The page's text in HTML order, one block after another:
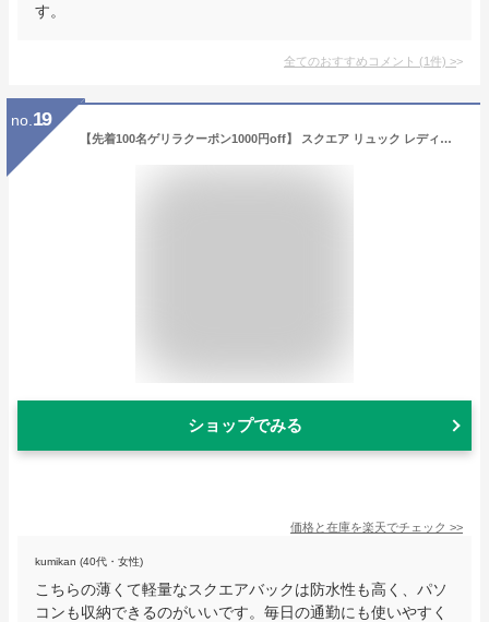
す。
全てのおすすめコメント (1件) >
no. 19
【先着100名ゲリラクーポン1000円off】 スクエア リュック レディース ビジネス バッグ バック バックパック 15 20L 大容量 軽量 薄型 2 way おしゃれ 防水 PC ポケット 小さめ 旅行 手持ち デイパック 機能 内 カバン 大人 仕事 通勤 通学 出張 1 2 泊 カジュアル A4
ショップでみる
価格と在庫を楽天でチェック >>
kumikan (40代・女性)
こちらの薄くて軽量なスクエアバックは防水性も高く、パソ
コンも収納できるのがいいです。毎日の通勤にも使いやすく